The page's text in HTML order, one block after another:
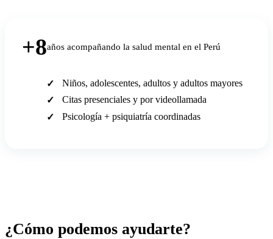
+8años acompañando la salud mental en el Perú
Niños, adolescentes, adultos y adultos mayores
Citas presenciales y por videollamada
Psicología + psiquiatría coordinadas
¿Cómo podemos ayudarte?